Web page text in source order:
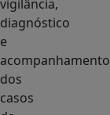
vigilância,
diagnóstico
e
acompanhamento
dos
casos